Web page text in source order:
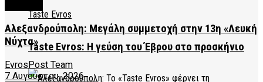
Taste Evros: Η γεύση του Έβρου στο προσκήνιο
Αλεξανδρούπολη: Μεγάλη συμμετοχή στην 13η «Λευκή
Νύχτα»
EvrosPost Team
7 Αυγούστου, 2026